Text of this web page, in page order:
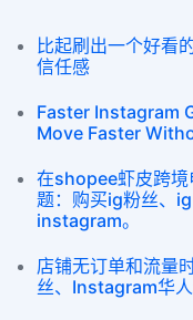
比起刷出一个好看
信任感
Faster Instagram
Move Faster
在shopee虾皮跨境
题：购买ig粉丝、
instagram。
店铺无订单和流量
丝、Instagram华